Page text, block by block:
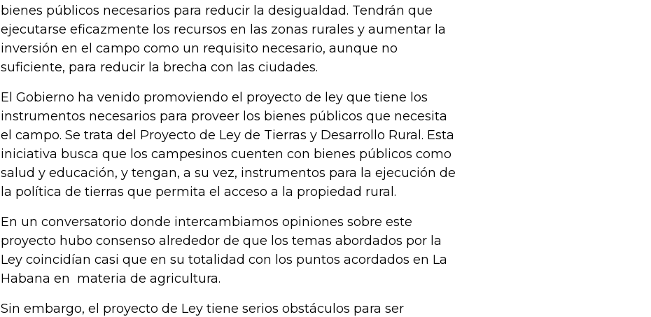
bienes públicos necesarios para reducir la desigualdad. Tendrán que
ejecutarse eficazmente los recursos en las zonas rurales y aumentar la
inversión en el campo como un requisito necesario, aunque no
suficiente, para reducir la brecha con las ciudades.
El Gobierno ha venido promoviendo el proyecto de ley que tiene los
instrumentos necesarios para proveer los bienes públicos que necesita
el campo. Se trata del Proyecto de Ley de Tierras y Desarrollo Rural. Esta
iniciativa busca que los campesinos cuenten con bienes públicos como
salud y educación, y tengan, a su vez, instrumentos para la ejecución de
la política de tierras que permita el acceso a la propiedad rural.
En un conversatorio donde intercambiamos opiniones sobre este
proyecto hubo consenso alrededor de que los temas abordados por la
Ley coincidían casi que en su totalidad con los puntos acordados en La
Habana en materia de agricultura.
Sin embargo, el proyecto de Ley tiene serios obstáculos para ser